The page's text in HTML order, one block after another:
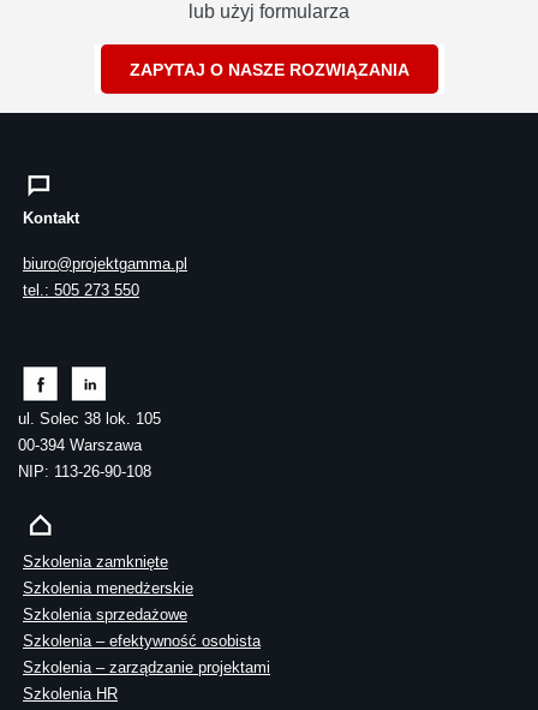
lub użyj formularza
ZAPYTAJ O NASZE ROZWIĄZANIA
Kontakt
biuro@projektgamma.pl
tel.: 505 273 550
ul. Solec 38 lok. 105
00-394 Warszawa
NIP: 113-26-90-108
Szkolenia zamknięte
Szkolenia menedżerskie
Szkolenia sprzedażowe
Szkolenia – efektywność osobista
Szkolenia – zarządzanie projektami
Szkolenia HR